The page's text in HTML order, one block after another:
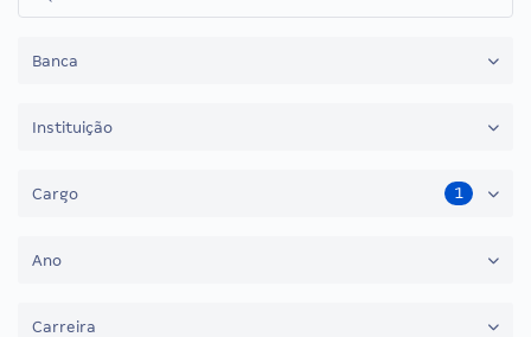
Banca
Instituição
Cargo 1
Ano
Carreira